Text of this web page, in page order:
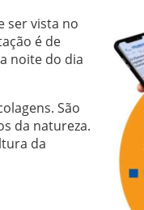
ser vista no
é de
noite do dia
São
da natureza.
da